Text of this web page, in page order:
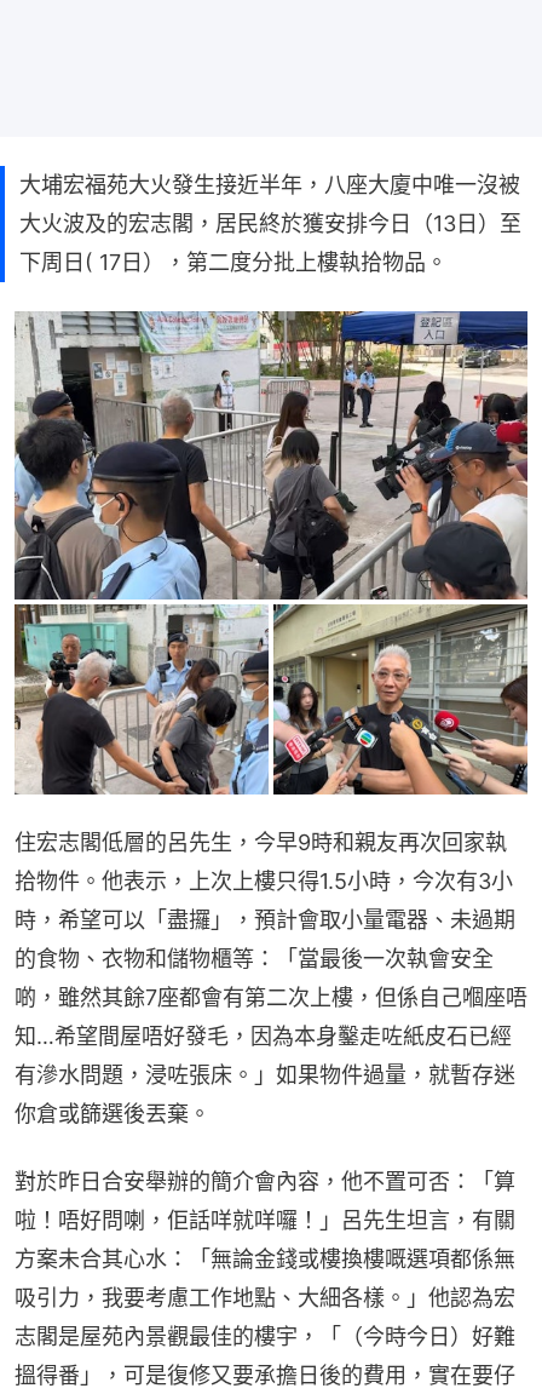
大埔宏福苑大火發生接近半年，八座大廈中唯一沒被
大火波及的宏志閣，居民終於獲安排今日（13日）至
下周日( 17日），第二度分批上樓執拾物品。
住宏志閣低層的呂先生，今早9時和親友再次回家執
拾物件。他表示，上次上樓只得1.5小時，今次有3小
時，希望可以「盡攞」，預計會取小量電器、未過期
的食物、衣物和儲物櫃等：「當最後一次執會安全
啲，雖然其餘7座都會有第二次上樓，但係自己嗰座唔
知…希望間屋唔好發毛，因為本身鑿走咗紙皮石已經
有滲水問題，浸咗張床。」如果物件過量，就暫存迷
你倉或篩選後丟棄。
對於昨日合安舉辦的簡介會內容，他不置可否：「算
啦！唔好問喇，佢話咩就咩囉！」呂先生坦言，有關
方案未合其心水：「無論金錢或樓換樓嘅選項都係無
吸引力，我要考慮工作地點、大細各樣。」他認為宏
志閣是屋苑內景觀最佳的樓宇，「（今時今日）好難
搵得番」，可是復修又要承擔日後的費用，實在要仔